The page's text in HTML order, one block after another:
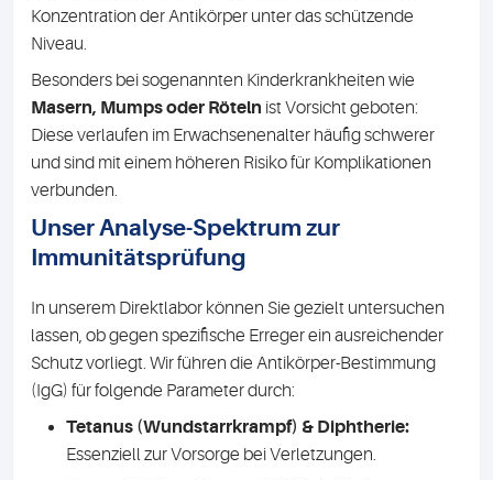
Konzentration der Antikörper unter das schützende
Niveau.
Besonders bei sogenannten Kinderkrankheiten wie
Masern, Mumps oder Röteln ist Vorsicht geboten:
Diese verlaufen im Erwachsenenalter häufig schwerer
und sind mit einem höheren Risiko für Komplikationen
verbunden.
Unser Analyse-Spektrum zur
Immunitätsprüfung
In unserem Direktlabor können Sie gezielt untersuchen
lassen, ob gegen spezifische Erreger ein ausreichender
Schutz vorliegt. Wir führen die Antikörper-Bestimmung
(IgG) für folgende Parameter durch:
Tetanus (Wundstarrkrampf) & Diphtherie:
Essenziell zur Vorsorge bei Verletzungen.